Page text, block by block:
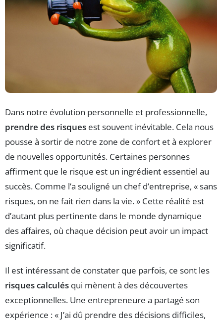
Dans notre évolution personnelle et professionnelle,
prendre des risques est souvent inévitable. Cela nous
pousse à sortir de notre zone de confort et à explorer
de nouvelles opportunités. Certaines personnes
affirment que le risque est un ingrédient essentiel au
succès. Comme l’a souligné un chef d’entreprise, « sans
risques, on ne fait rien dans la vie. » Cette réalité est
d’autant plus pertinente dans le monde dynamique
des affaires, où chaque décision peut avoir un impact
significatif.
Il est intéressant de constater que parfois, ce sont les
risques calculés qui mènent à des découvertes
exceptionnelles. Une entrepreneure a partagé son
expérience : « J’ai dû prendre des décisions difficiles,